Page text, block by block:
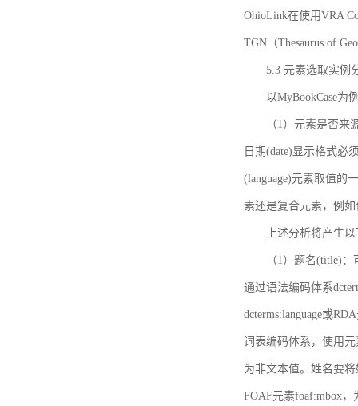
OhioLink在使用VRA
TGN（Thesaurus of
5.3 元素选取实例
以MyBookCase为
（1）元素是否
日期(date)显示格式必
(language)元素取值的
素还是复合元素，例
上述分析将产生
（1）题名(title)
通过语法编码体系
dcterms:language或
词表编码体系，使用元
为非文本值。姓名要
FOAF元素foaf:mbox，